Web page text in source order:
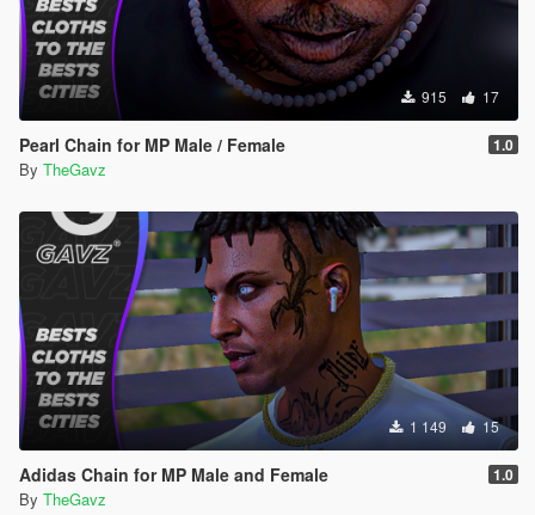
915 17
Pearl Chain for MP Male / Female 1.0
By TheGavz
1 149 15
Adidas Chain for MP Male and Female 1.0
By TheGavz